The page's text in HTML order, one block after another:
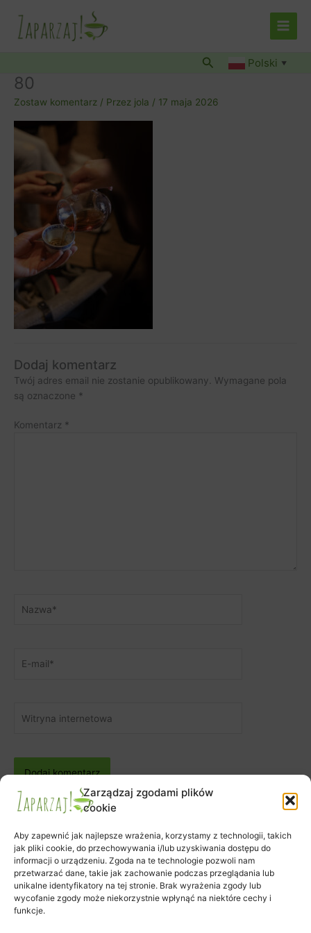
Zarządzaj zgodami plików
cookie
Aby zapewnić jak najlepsze wrażenia, korzystamy z technologii, takich
jak pliki cookie, do przechowywania i/lub uzyskiwania dostępu do
informacji o urządzeniu. Zgoda na te technologie pozwoli nam
przetwarzać dane, takie jak zachowanie podczas przeglądania lub
unikalne identyfikatory na tej stronie. Brak wyrażenia zgody lub
wycofanie zgody może niekorzystnie wpłynąć na niektóre cechy i
funkcje.
treści
Szukaj Polski ▼
80
Zostaw komentarz / Przez jola / 17 maja 2026
Dodaj komentarz
Twój adres email nie zostanie opublikowany.
Wymagane pola
są oznaczone *
Komentarz *
mail*
internetowa
Zapisy na warsztaty
Zamówienie
Koszyk